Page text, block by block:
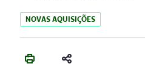
NOVAS AQUISIÇÕES